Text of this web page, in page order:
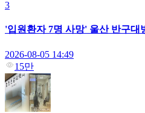
3
'입원환자 7명 사망' 울산 반구대
2026-08-05 14:49
15만